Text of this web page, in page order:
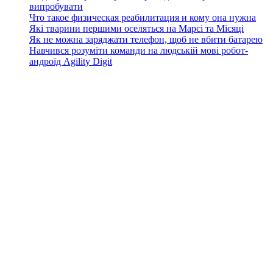
випробувати
Что такое физическая реабилитация и кому она нужна
Які тварини першими оселяться на Марсі та Місяці
Як не можна заряджати телефон, щоб не вбити батарею
Навчився розуміти команди на людській мові робот-
андроїд Agility Digit